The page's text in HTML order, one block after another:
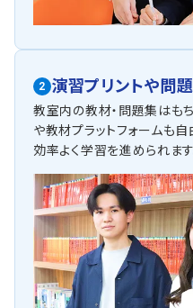
2 演習プリントや問
教室内の教材・問題集はも
や教材プラットフォームも
効率よく学習を進められます